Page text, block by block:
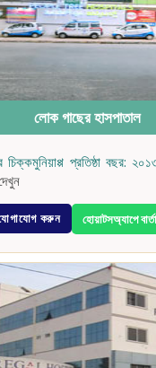
লোক গাছের হাসপাতাল
প্রতিষ্ঠা বছর:
করুন হোয়াটসঅ্যাপে